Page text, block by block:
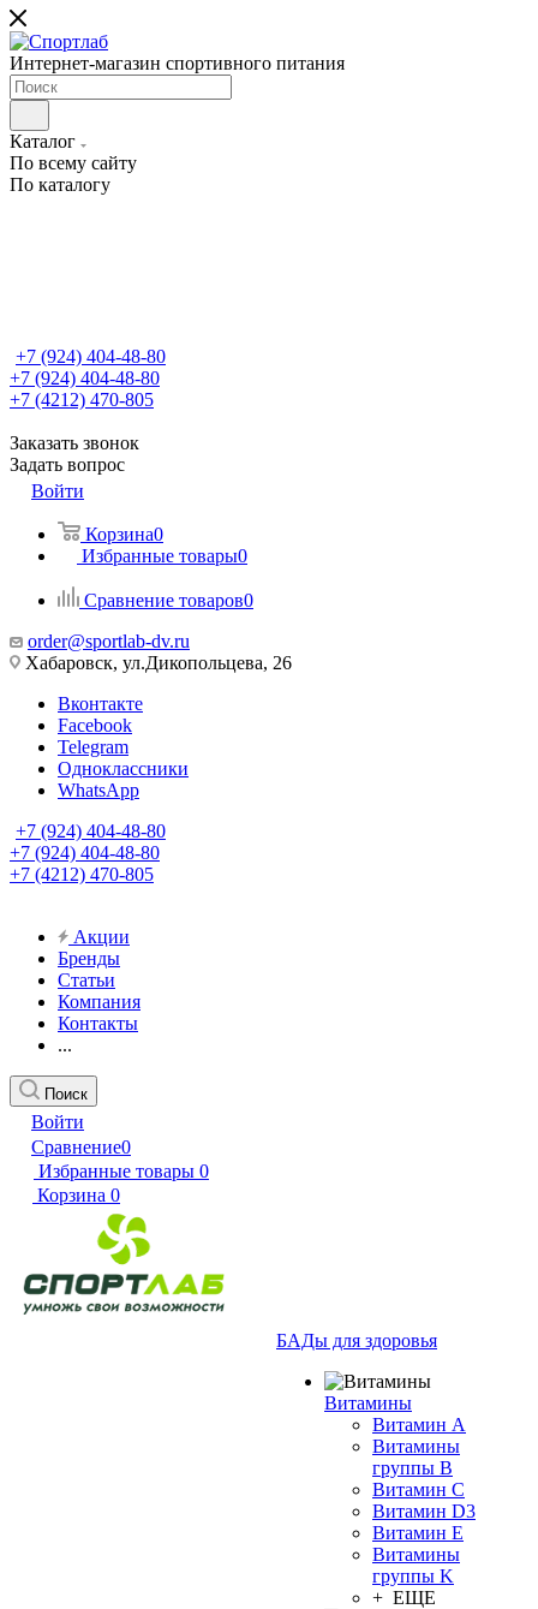
Интернет-магазин спортивного питания
Каталог
По всему сайту
По каталогу
+7 (924) 404-48-80
+7 (924) 404-48-80
+7 (4212) 470-805
Заказать звонок
Задать вопрос
Войти
Корзина0
Избранные товары0
Сравнение товаров0
order@sportlab-dv.ru
Хабаровск, ул.Дикопольцева, 26
Вконтакте
Facebook
Telegram
Одноклассники
WhatsApp
+7 (924) 404-48-80
+7 (924) 404-48-80
+7 (4212) 470-805
Акции
Бренды
Статьи
Компания
Контакты
...
Поиск
Войти
Сравнение0
Избранные товары 0
Корзина 0
БАДы для здоровья
Витамины
Витамин А
Витамины
группы B
Витамин C
Витамин D3
Витамин E
Витамины
группы K
+ ЕЩЕ